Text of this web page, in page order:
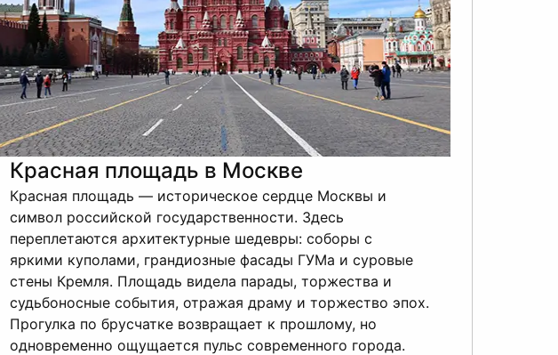
Красная площадь в Москве
Красная площадь — историческое сердце Москвы и
символ российской государственности. Здесь
переплетаются архитектурные шедевры: соборы с
яркими куполами, грандиозные фасады ГУМа и суровые
стены Кремля. Площадь видела парады, торжества и
судьбоносные события, отражая драму и торжество эпох.
Прогулка по брусчатке возвращает к прошлому, но
одновременно ощущается пульс современного города.